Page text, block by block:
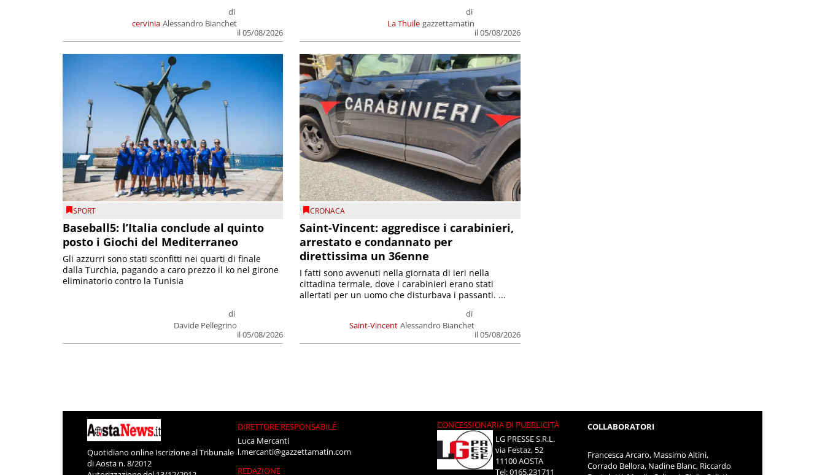
cervinia
di
Alessandro Bianchet
il 05/08/2026
La Thuile
di
gazzettamatin
il 05/08/2026
SPORT
Baseball5: l’Italia conclude al quinto
posto i Giochi del Mediterraneo
di
Davide Pellegrino
il 05/08/2026
Gli azzurri sono stati sconfitti nei quarti di finale
dalla Turchia, pagando a caro prezzo il ko nel girone
eliminatorio contro la Tunisia
CRONACA
Saint-Vincent: aggredisce i carabinieri,
arrestato e condannato per
direttissima un 36enne
Saint-Vincent
di
Alessandro Bianchet
il 05/08/2026
I fatti sono avvenuti nella giornata di ieri nella
cittadina termale, dove i carabinieri erano stati
allertati per un uomo che disturbava i passanti. ...
Quotidiano online Iscrizione al Tribunale
di Aosta n. 8/2012
DIRETTORE RESPONSABILE
Luca Mercanti
l.mercanti@gazzettamatin.com
REDAZIONE
CONCESSIONARIA DI PUBBLICITÀ
LG PRESSE S.R.L.
via Festaz, 52
11100 AOSTA
Tel: 0165.231711
COLLABORATORI
Francesca Arcaro, Massimo Altini,
Corrado Bellora, Nadine Blanc, Riccardo